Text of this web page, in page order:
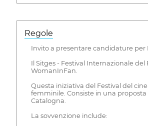
Regole
Invito a presentare candidature per
Il Sitges - Festival Internazionale
WomanInFan.
Questa iniziativa del Festival del
femminile. Consiste in una
Catalogna.
La sovvenzione include: